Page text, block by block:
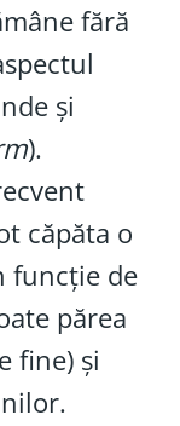
fără
și
).
căpăta o
funcție de
părea
fine) și